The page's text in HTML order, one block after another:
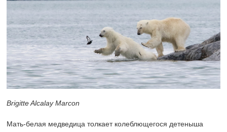
Brigitte Alcalay Marcon
Мать-белая медведица толкает колеблющегося детеныша